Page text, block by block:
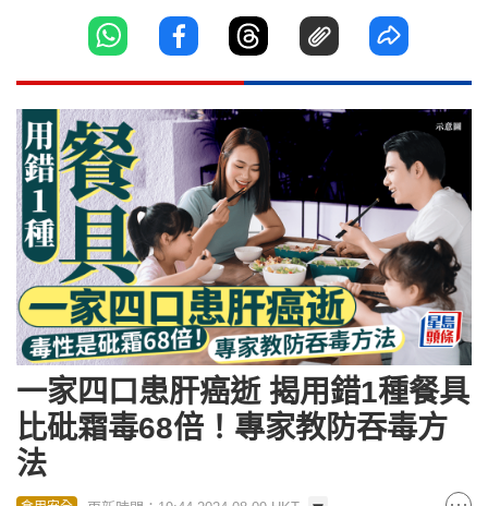
一家四口患肝癌逝 揭用錯1種餐具
比砒霜毒68倍！專家教防吞毒方
法